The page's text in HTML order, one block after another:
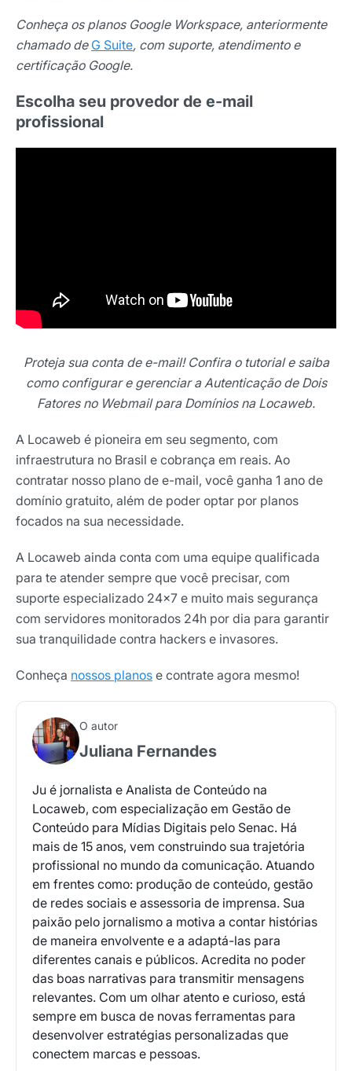
Conheça os planos Google Workspace, anteriormente
chamado de G Suite, com suporte, atendimento e
certificação Google.
Escolha seu provedor de e-mail
profissional
Proteja sua conta de e-mail! Confira o tutorial e saiba
como configurar e gerenciar a Autenticação de Dois
Fatores no Webmail para Domínios na Locaweb.
A Locaweb é pioneira em seu segmento, com
infraestrutura no Brasil e cobrança em reais. Ao
contratar nosso plano de e-mail, você ganha 1 ano de
domínio gratuito, além de poder optar por planos
focados na sua necessidade.
A Locaweb ainda conta com uma equipe qualificada
para te atender sempre que você precisar, com
suporte especializado 24×7 e muito mais segurança
com servidores monitorados 24h por dia para garantir
sua tranquilidade contra hackers e invasores.
Conheça nossos planos e contrate agora mesmo!
O autor
Juliana Fernandes
Ju é jornalista e Analista de Conteúdo na
Locaweb, com especialização em Gestão de
Conteúdo para Mídias Digitais pelo Senac. Há
mais de 15 anos, vem construindo sua trajetória
profissional no mundo da comunicação. Atuando
em frentes como: produção de conteúdo, gestão
de redes sociais e assessoria de imprensa. Sua
paixão pelo jornalismo a motiva a contar histórias
de maneira envolvente e a adaptá-las para
diferentes canais e públicos. Acredita no poder
das boas narrativas para transmitir mensagens
relevantes. Com um olhar atento e curioso, está
sempre em busca de novas ferramentas para
desenvolver estratégias personalizadas que
conectem marcas e pessoas.
E-mail
Selecione sua área de atuação